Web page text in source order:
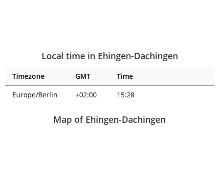
Local time in Ehingen-Dachingen
Timezone GMT
Time
Europe/Berlin
+02:00 15:28
Map of Ehingen-Dachingen